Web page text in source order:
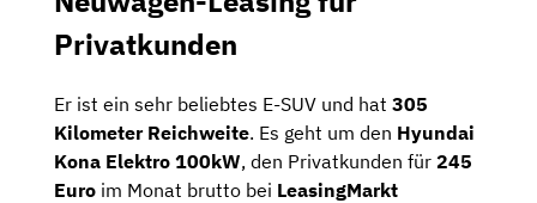
Privatkunden
Er ist ein sehr beliebtes E-SUV und hat 305
Kilometer Reichweite. Es geht um den Hyundai
Kona Elektro 100kW, den Privatkunden für 245
Euro im Monat brutto bei LeasingMarkt